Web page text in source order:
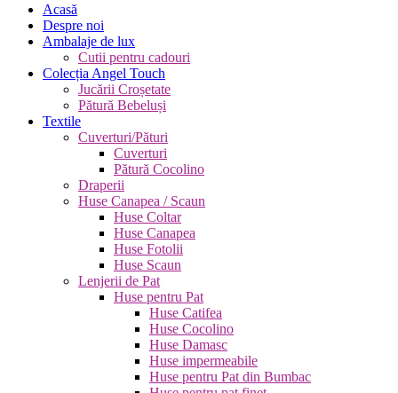
Acasă
Despre noi
Ambalaje de lux
Cutii pentru cadouri
Colecția Angel Touch
Jucării Croșetate
Pătură Bebeluși
Textile
Cuverturi/Pături
Cuverturi
Pătură Cocolino
Draperii
Huse Canapea / Scaun
Huse Coltar
Huse Canapea
Huse Fotolii
Huse Scaun
Lenjerii de Pat
Huse pentru Pat
Huse Catifea
Huse Cocolino
Huse Damasc
Huse impermeabile
Huse pentru Pat din Bumbac